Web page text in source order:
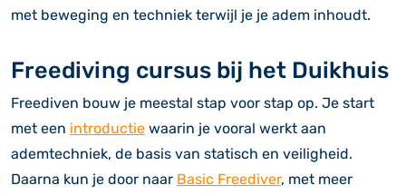
met beweging en techniek terwijl je je adem inhoudt.
Freediving cursus bij het Duikhuis
Freediven bouw je meestal stap voor stap op. Je start
met een introductie waarin je vooral werkt aan
ademtechniek, de basis van statisch en veiligheid.
Daarna kun je door naar Basic Freediver, met meer